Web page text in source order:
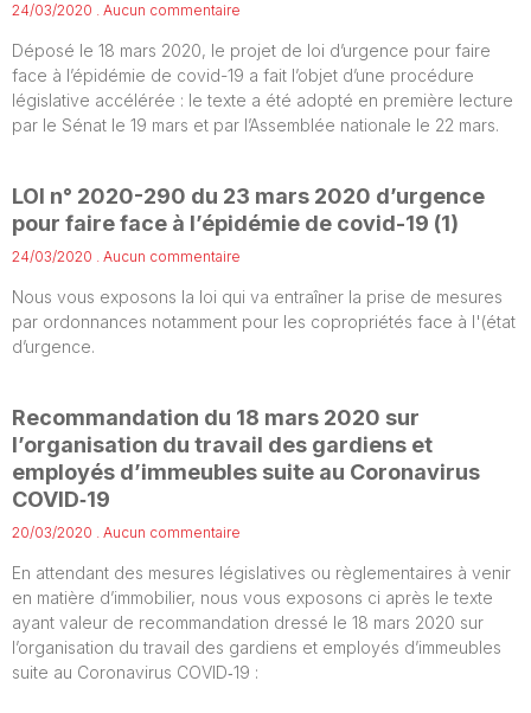
24/03/2020 Aucun commentaire
Déposé le 18 mars 2020, le projet de loi d’urgence pour faire
face à l’épidémie de covid-19 a fait l’objet d’une procédure
législative accélérée : le texte a été adopté en première lecture
par le Sénat le 19 mars et par l’Assemblée nationale le 22 mars.
LOI n° 2020-290 du 23 mars 2020 d’urgence
pour faire face à l’épidémie de covid-19 (1)
24/03/2020 Aucun commentaire
Nous vous exposons la loi qui va entraîner la prise de mesures
par ordonnances notamment pour les copropriétés face à l'(état
d’urgence.
Recommandation du 18 mars 2020 sur
l’organisation du travail des gardiens et
employés d’immeubles suite au Coronavirus
COVID‐19
20/03/2020 Aucun commentaire
En attendant des mesures législatives ou règlementaires à venir
en matière d’immobilier, nous vous exposons ci après le texte
ayant valeur de recommandation dressé le 18 mars 2020 sur
l’organisation du travail des gardiens et employés d’immeubles
suite au Coronavirus COVID‐19 :